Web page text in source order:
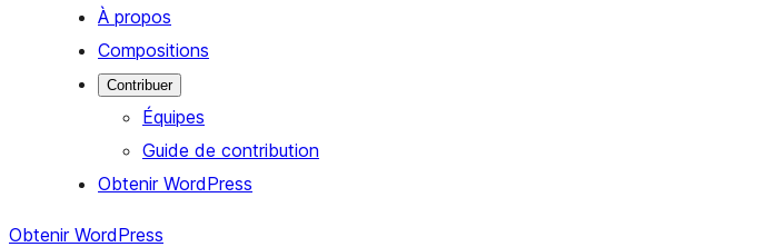
À propos
Compositions
Contribuer
Équipes
Guide de contribution
Obtenir WordPress
Obtenir WordPress